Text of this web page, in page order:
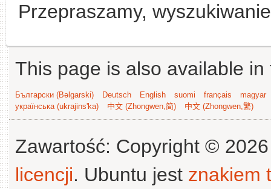
Przepraszamy,
This page is also available
Български (Bəlgarski) Deutsch English suomi français
magyar
українська (ukrajins'ka)
中文 (Zhongwen,简) 中文 (Zhongwen,繁)
Zawartość: Copyright ©
licencji. Ubuntu jest znakiem